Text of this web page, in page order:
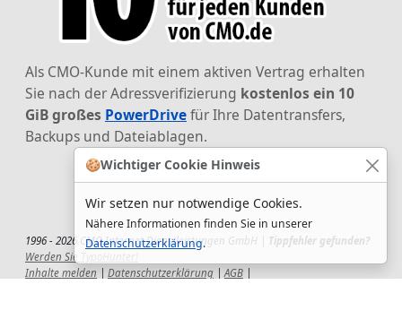
🍪Wichtiger Cookie Hinweis
Wir setzen nur notwendige Cookies.
Nähere Informationen finden Sie in unserer
Datenschutzerklärung.
Als CMO-Kunde mit einem aktiven Vertrag erhalten
Sie nach der Adressverifizierung kostenlos ein 10
GiB großes PowerDrivefür Ihre Datentransfers,
Backups und Dateiablagen.
1996 - 2026 CMO Internet Dienstleistungen GmbH | Tippfehler gefunden?
Werden Sie TypoHunter!
Inhalte melden
Datenschutzerklärung AGB